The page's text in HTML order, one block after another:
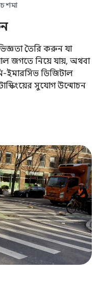
তৈরি করুন যা
জগতে নিয়ে যায়, অথবা
ইমারসিভ ডিজিটাল
সুযোগ উন্মোচন